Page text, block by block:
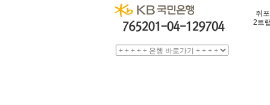
쥐
2트